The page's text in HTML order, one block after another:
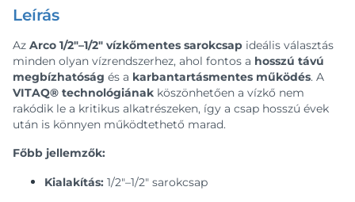
Leírás
Az Arco 1/2″–1/2″ vízkőmentes sarokcsap ideális választás
minden olyan vízrendszerhez, ahol fontos a hosszú távú
megbízhatóság és a karbantartásmentes működés. A
VITAQ® technológiának köszönhetően a vízkő nem
rakódik le a kritikus alkatrészeken, így a csap hosszú évek
után is könnyen működtethető marad.
Főbb jellemzők:
Kialakítás: 1/2″–1/2″ sarokcsap